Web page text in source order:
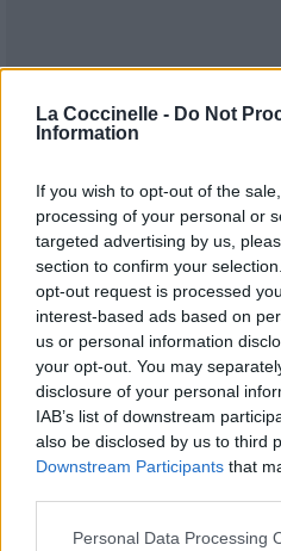
La Coccinelle - Do Not
Information
If you wish to opt-out of the
processing of your personal or
targeted advertising by us,
section to confirm your
opt-out request is processed
interest-based ads based on
us or personal information
your opt-out. You may
disclosure of your personal
IAB’s list of downstream
also be disclosed by us to third
Downstream Participants that
Personal Data Processing
Publié par PinkCrazyPrincess
2016 à 20h01.
Chanteurs :
Albums :
Buenas
Commentaires